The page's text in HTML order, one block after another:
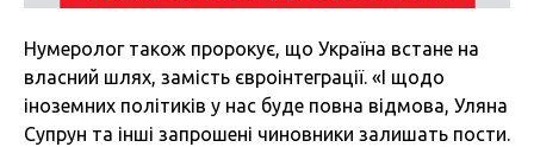
Нумеролог також пророкує, що Україна встане на
власний шлях, замість євроінтеграції. «І щодо
іноземних політиків у нас буде повна відмова, Уляна
Супрун та інші запрошені чиновники залишать пости.